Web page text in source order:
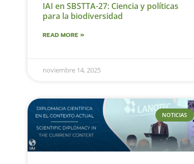
IAI en SBSTTA-27: Ciencia y políticas
para la biodiversidad
READ MORE »
noviembre 14, 2025
NOTICIAS